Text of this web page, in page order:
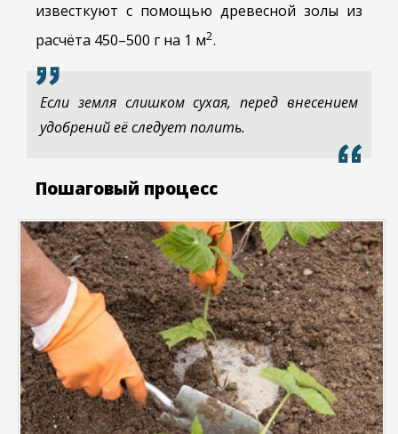
известкуют с помощью древесной золы из
расчёта 450–500 г на 1 м2.
Если земля слишком сухая, перед внесением
удобрений её следует полить.
Пошаговый процесс